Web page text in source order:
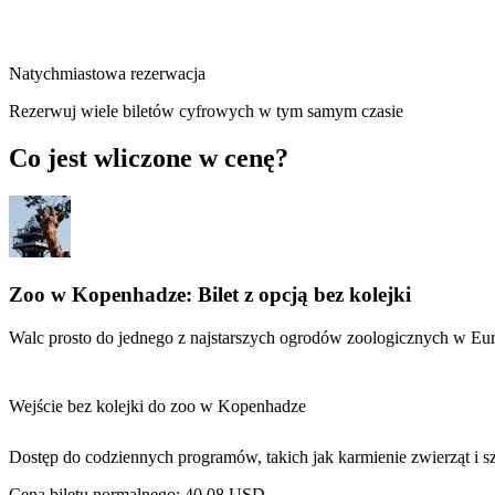
Natychmiastowa rezerwacja
Rezerwuj wiele biletów cyfrowych w tym samym czasie
Co jest wliczone w cenę?
Zoo w Kopenhadze: Bilet z opcją bez kolejki
Walc prosto do jednego z najstarszych ogrodów zoologicznych w
Wejście bez kolejki do zoo w Kopenhadze
Dostęp do codziennych programów, takich jak karmienie zwierząt i